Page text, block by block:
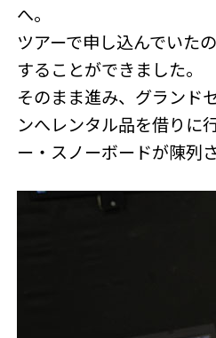
へ。
ツアーで申し込んでいた
することができました。
そのまま進み、グランド
ンへレンタル品を借りに
ー・スノーボードが陳列